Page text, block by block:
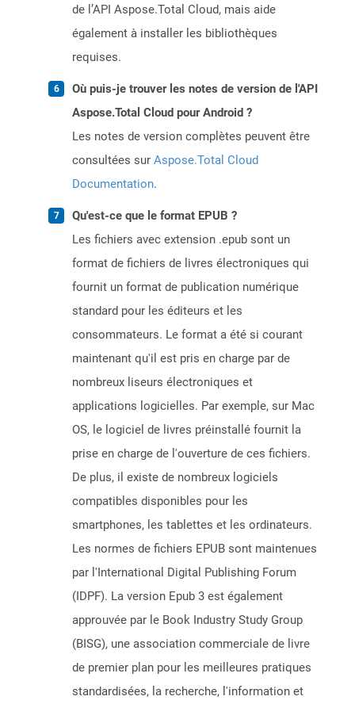
de l’API Aspose.Total Cloud, mais aide
également à installer les bibliothèques
requises.
Où puis-je trouver les notes de version de l'API
Aspose.Total Cloud pour Android ?
Les notes de version complètes peuvent être
consultées sur Aspose.Total Cloud
Documentation.
Qu'est-ce que le format EPUB ?
Les fichiers avec extension .epub sont un
format de fichiers de livres électroniques qui
fournit un format de publication numérique
standard pour les éditeurs et les
consommateurs. Le format a été si courant
maintenant qu'il est pris en charge par de
nombreux liseurs électroniques et
applications logicielles. Par exemple, sur Mac
OS, le logiciel de livres préinstallé fournit la
prise en charge de l'ouverture de ces fichiers.
De plus, il existe de nombreux logiciels
compatibles disponibles pour les
smartphones, les tablettes et les ordinateurs.
Les normes de fichiers EPUB sont maintenues
par l'International Digital Publishing Forum
(IDPF). La version Epub 3 est également
approuvée par le Book Industry Study Group
(BISG), une association commerciale de livre
de premier plan pour les meilleures pratiques
standardisées, la recherche, l'information et